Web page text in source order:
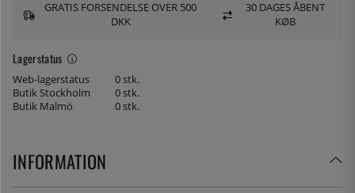
Lagerstatus
Web-lagerstatus
0 stk.
Butik Stockholm
0 stk.
Butik Malmö
0 stk.
GRATIS FORSENDELSE OVER 500
DKK
30 DAGES ÅBENT
KØB
INFORMATION